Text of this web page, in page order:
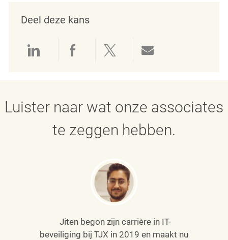
Deel deze kans
Delen via LinkedIn
Delen via Facebook
Delen via twitter
Luister naar wat onze associates
te zeggen hebben.
Jiten begon zijn carrière in IT-
beveiliging bij TJX in 2019 en maakt nu